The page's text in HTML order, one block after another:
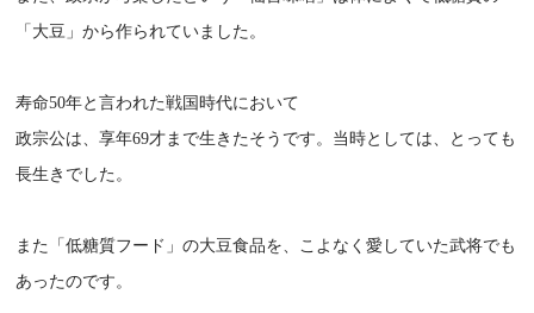
「大豆」から作られていました。
寿命50年と言われた戦国時代において
政宗公は、享年69才まで生きたそうです。当時としては、とっても
長生きでした。
また「低糖質フード」の大豆食品を、こよなく愛していた武将でも
あったのです。